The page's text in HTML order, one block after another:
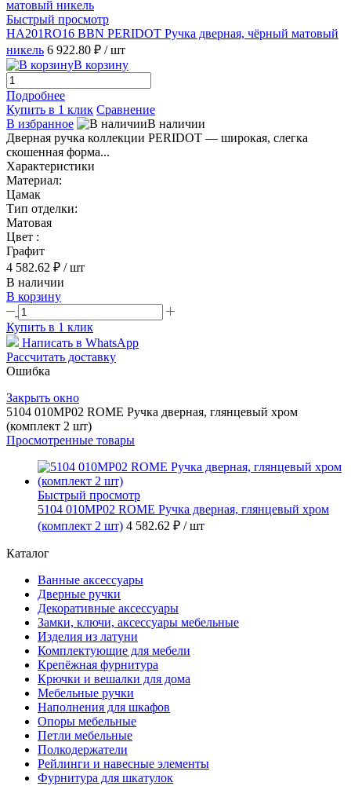
Быстрый просмотр
HA201RO16 BBN PERIDOT Ручка дверная, чёрный матовый
никель 6 922.80 ₽ / шт
В корзину
Подробнее
Купить в 1 клик Сравнение
В избранное
В наличии
Дверная ручка коллекции PERIDOT — широкая, слегка
скошенная форма...
Характеристики
Материал:
Цамак
Тип отделки:
Матовая
Цвет :
Графит
4 582.62 ₽ / шт
В наличии
В корзину
Купить в 1 клик
Написать в WhatsApp
Рассчитать доставку
Ошибка
Закрыть окно
5104 010MP02 ROME Ручка дверная, глянцевый хром
(комплект 2 шт)
Просмотренные товары
Быстрый просмотр
5104 010MP02 ROME Ручка дверная, глянцевый хром
(комплект 2 шт) 4 582.62 ₽ / шт
Каталог
Ванные аксессуары
Дверные ручки
Декоративные аксессуары
Замки, ключи, аксессуары мебельные
Изделия из латуни
Комплектующие для мебели
Крепёжная фурнитура
Крючки и вешалки для дома
Мебельные ручки
Наполнения для шкафов
Опоры мебельные
Петли мебельные
Полкодержатели
Рейлинги и навесные элементы
Фурнитура для шкатулок